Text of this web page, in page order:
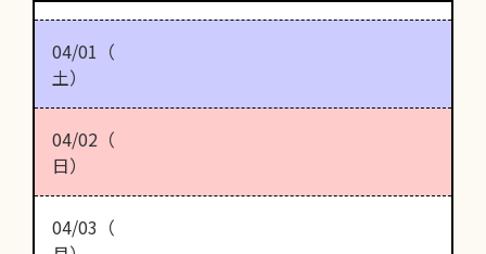
04/01（
土）
04/02（
日）
04/03（